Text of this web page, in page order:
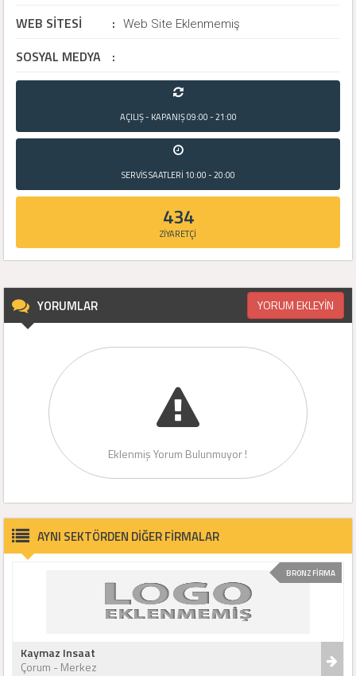
WEB SİTESİ : Web Site Eklenmemiş
SOSYAL MEDYA :
AÇILIŞ - KAPANIŞ09:00 - 21:00
SERVİS SAATLERİ 10:00 - 20:00
434
ZİYARETÇİ
YORUMLAR YORUM EKLEYİN
Eklenmiş Yorum Bulunmuyor !
AYNI SEKTÖRDEN DİĞER FİRMALAR
BRONZ FİRMA
Kaymaz Insaat
Çorum - Merkez